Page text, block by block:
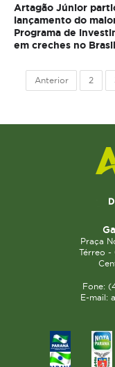
Artagão Júnior
lançamento do
Programa de
em creches no Brasil
Anterior 2
Praça
Térreo -
Fone:
E-mail: